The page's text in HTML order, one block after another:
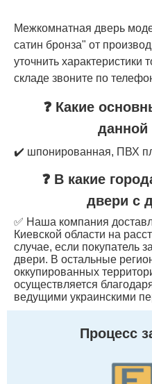
Межкомнатная дверь
сатин бронза" от
уточнить характеристики
складе звоните по
❓ Какие
✔️ шпонированная, ПВХ
❓ В какие
двери с
✅ Наша компания
Киевской области на
случае, если покупатель
двери. В остальные
оккупированных
осуществляется
ведущими украинскими
Процесс